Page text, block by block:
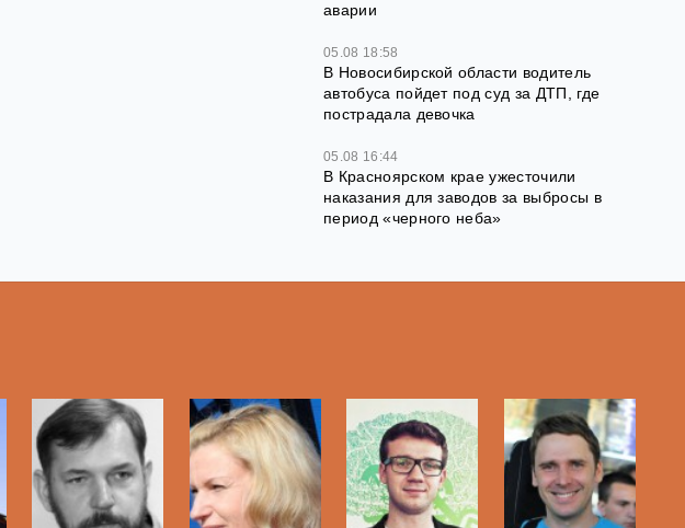
аварии
05.08 18:58
В Новосибирской области водитель
автобуса пойдет под суд за ДТП, где
пострадала девочка
05.08 16:44
В Красноярском крае ужесточили
наказания для заводов за выбросы в
период «черного неба»